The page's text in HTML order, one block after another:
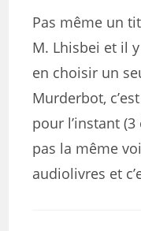
Pas même un
M. Lhisbei et il
en choisir un
Murderbot,
pour l’instant
pas la même
audiolivres et